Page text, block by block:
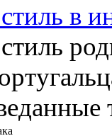
в